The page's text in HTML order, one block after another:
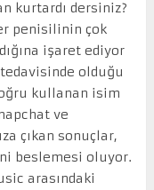
kurtardı dersiniz?
penisilinin çok
işaret ediyor
olduğu
kullanan isim
ve
çıkan sonuçlar,
beslemesi oluyor.
arasındaki